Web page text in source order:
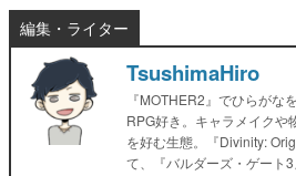
編集・ライター
TsushimaHiro
『MOTHER2』でひらがな
RPG好き。キャラメイクや
を好む生態。『Divinity:
て、『バルダーズ・ゲート